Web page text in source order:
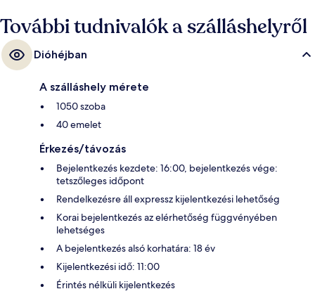
További tudnivalók a szálláshelyről
Dióhéjban
A szálláshely mérete
1050 szoba
40 emelet
Érkezés/távozás
Bejelentkezés kezdete: 16:00, bejelentkezés vége:
tetszőleges időpont
Rendelkezésre áll expressz kijelentkezési lehetőség
Korai bejelentkezés az elérhetőség függvényében
lehetséges
A bejelentkezés alsó korhatára: 18 év
Kijelentkezési idő: 11:00
Érintés nélküli kijelentkezés